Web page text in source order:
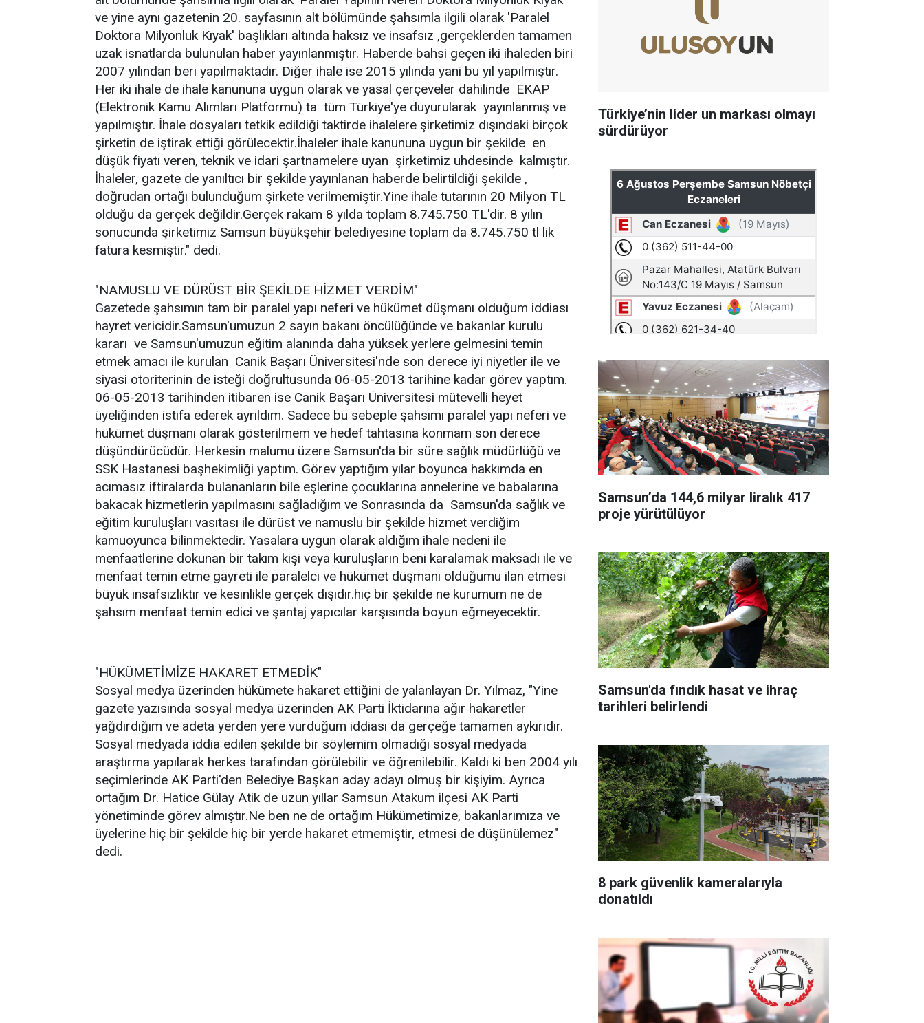
ve yine aynı gazetenin 20. sayfasının alt bölümünde şahsımla ilgili olarak 'Paralel
Doktora Milyonluk Kıyak' başlıkları altında haksız ve insafsız ,gerçeklerden tamamen
uzak isnatlarda bulunulan haber yayınlanmıştır. Haberde bahsi geçen iki ihaleden biri
2007 yılından beri yapılmaktadır. Diğer ihale ise 2015 yılında yani bu yıl yapılmıştır.
Her iki ihale de ihale kanununa uygun olarak ve yasal çerçeveler dahilinde EKAP
(Elektronik Kamu Alımları Platformu) ta tüm Türkiye'ye duyurularak yayınlanmış ve
yapılmıştır. İhale dosyaları tetkik edildiği taktirde ihalelere şirketimiz dışındaki birçok
şirketin de iştirak ettiği görülecektir.İhaleler ihale kanununa uygun bir şekilde en
düşük fiyatı veren, teknik ve idari şartnamelere uyan şirketimiz uhdesinde kalmıştır.
İhaleler, gazete de yanıltıcı bir şekilde yayınlanan haberde belirtildiği şekilde ,
doğrudan ortağı bulunduğum şirkete verilmemiştir.Yine ihale tutarının 20 Milyon TL
olduğu da gerçek değildir.Gerçek rakam 8 yılda toplam 8.745.750 TL'dir. 8 yılın
sonucunda şirketimiz Samsun büyükşehir belediyesine toplam da 8.745.750 tl lik
fatura kesmiştir." dedi.
"NAMUSLU VE DÜRÜST BİR ŞEKİLDE HİZMET VERDİM"
Gazetede şahsımın tam bir paralel yapı neferi ve hükümet düşmanı olduğum iddiası
hayret vericidir.Samsun'umuzun 2 sayın bakanı öncülüğünde ve bakanlar kurulu
kararı ve Samsun'umuzun eğitim alanında daha yüksek yerlere gelmesini temin
etmek amacı ile kurulan Canik Başarı Üniversitesi'nde son derece iyi niyetler ile ve
siyasi otoriterinin de isteği doğrultusunda 06-05-2013 tarihine kadar görev yaptım.
06-05-2013 tarihinden itibaren ise Canik Başarı Üniversitesi mütevelli heyet
üyeliğinden istifa ederek ayrıldım. Sadece bu sebeple şahsımı paralel yapı neferi ve
hükümet düşmanı olarak gösterilmem ve hedef tahtasına konmam son derece
düşündürücüdür. Herkesin malumu üzere Samsun'da bir süre sağlık müdürlüğü ve
SSK Hastanesi başhekimliği yaptım. Görev yaptığım yılar boyunca hakkımda en
acımasız iftiralarda bulananların bile eşlerine çocuklarına annelerine ve babalarına
bakacak hizmetlerin yapılmasını sağladığım ve Sonrasında da Samsun'da sağlık ve
eğitim kuruluşları vasıtası ile dürüst ve namuslu bir şekilde hizmet verdiğim
kamuoyunca bilinmektedir. Yasalara uygun olarak aldığım ihale nedeni ile
menfaatlerine dokunan bir takım kişi veya kuruluşların beni karalamak maksadı ile ve
menfaat temin etme gayreti ile paralelci ve hükümet düşmanı olduğumu ilan etmesi
büyük insafsızlıktır ve kesinlikle gerçek dışıdır.hiç bir şekilde ne kurumum ne de
şahsım menfaat temin edici ve şantaj yapıcılar karşısında boyun eğmeyecektir.
"HÜKÜMETİMİZE HAKARET ETMEDİK"
Sosyal medya üzerinden hükümete hakaret ettiğini de yalanlayan Dr. Yılmaz, "Yine
gazete yazısında sosyal medya üzerinden AK Parti İktidarına ağır hakaretler
yağdırdığım ve adeta yerden yere vurduğum iddiası da gerçeğe tamamen aykırıdır.
Sosyal medyada iddia edilen şekilde bir söylemim olmadığı sosyal medyada
araştırma yapılarak herkes tarafından görülebilir ve öğrenilebilir. Kaldı ki ben 2004 yılı
seçimlerinde AK Parti'den Belediye Başkan aday adayı olmuş bir kişiyim. Ayrıca
ortağım Dr. Hatice Gülay Atik de uzun yıllar Samsun Atakum ilçesi AK Parti
yönetiminde görev almıştır.Ne ben ne de ortağım Hükümetimize, bakanlarımıza ve
üyelerine hiç bir şekilde hiç bir yerde hakaret etmemiştir, etmesi de düşünülemez"
dedi.
Türkiye’nin lider un markası olmayı
sürdürüyor
Samsun’da 144,6 milyar liralık 417
proje yürütülüyor
Samsun'da fındık hasat ve ihraç
tarihleri belirlendi
8 park güvenlik kameralarıyla
donatıldı